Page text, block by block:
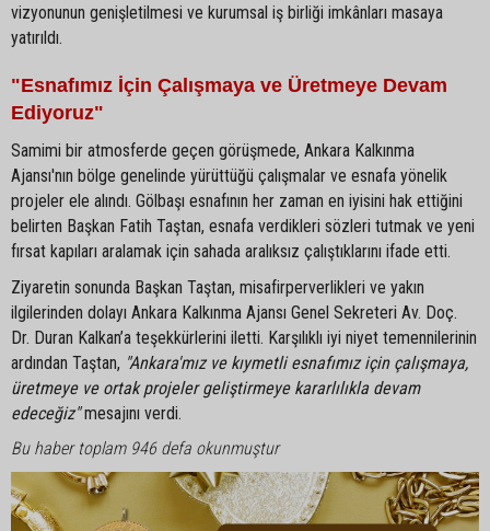
vizyonunun genişletilmesi ve kurumsal iş birliği imkânları masaya
yatırıldı.
"Esnafımız İçin Çalışmaya ve Üretmeye Devam
Ediyoruz"
Samimi bir atmosferde geçen görüşmede, Ankara Kalkınma
Ajansı'nın bölge genelinde yürüttüğü çalışmalar ve esnafa yönelik
projeler ele alındı. Gölbaşı esnafının her zaman en iyisini hak ettiğini
belirten Başkan Fatih Taştan, esnafa verdikleri sözleri tutmak ve yeni
fırsat kapıları aralamak için sahada aralıksız çalıştıklarını ifade etti.
Ziyaretin sonunda Başkan Taştan, misafirperverlikleri ve yakın
ilgilerinden dolayı Ankara Kalkınma Ajansı Genel Sekreteri Av. Doç.
Dr. Duran Kalkan’a teşekkürlerini iletti. Karşılıklı iyi niyet temennilerinin
ardından Taştan, "Ankara'mız ve kıymetli esnafımız için çalışmaya,
üretmeye ve ortak projeler geliştirmeye kararlılıkla devam
edeceğiz"mesajını verdi.
Bu haber toplam 946 defa okunmuştur